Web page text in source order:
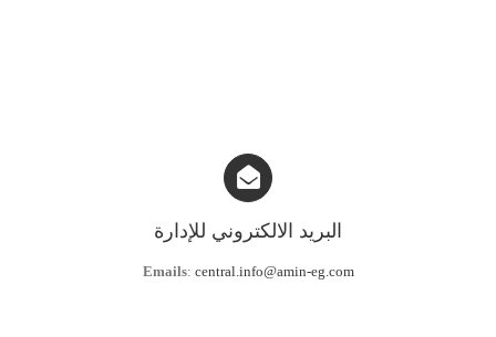
البريد الالكتروني للإدارة
Emails: central.info@amin-eg.com